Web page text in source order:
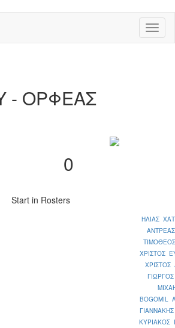
- ΟΡΦΕΑΣ
0
Start in Rosters
ΗΛΙΑΣ
ΧΡΙΣΤΟΣ
ΧΡΙΣΤΟΣ
BOGOMIL
ΚΥΡΙΑΚΟΣ